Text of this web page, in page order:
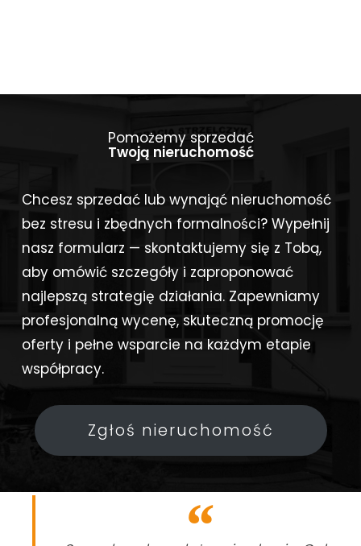
Pomożemy sprzedać
Twoją nieruchomość
Chcesz sprzedać lub wynająć nieruchomość
bez stresu i zbędnych formalności? Wypełnij
nasz formularz — skontaktujemy się z Tobą,
aby omówić szczegóły i zaproponować
najlepszą strategię działania. Zapewniamy
profesjonalną wycenę, skuteczną promocję
oferty i pełne wsparcie na każdym etapie
współpracy.
Zgłoś nieruchomość